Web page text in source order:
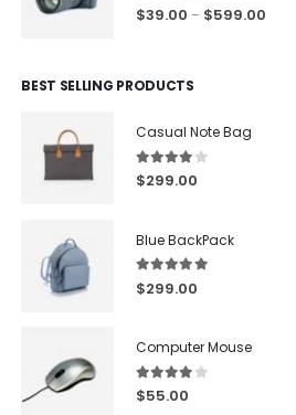
0out of 5
$39.00 – $599.00
BEST SELLING PRODUCTS
Casual Note Bag
4.00out of 5
$299.00
Blue BackPack
5.00out of 5
$299.00
Computer Mouse
4.00out of 5
$55.00